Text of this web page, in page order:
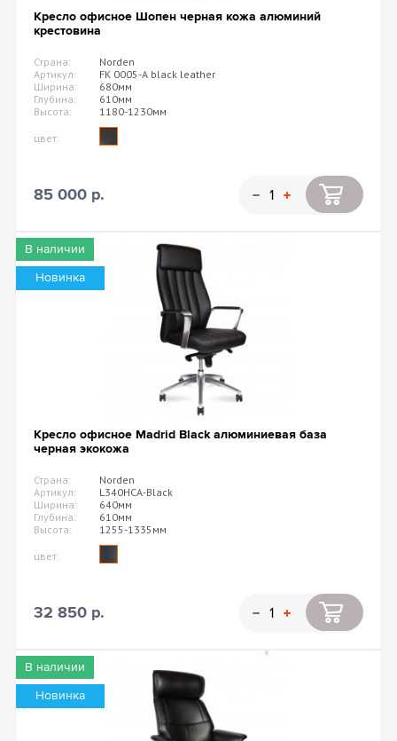
Кресло офисное Шопен черная кожа алюминий
крестовина
Страна:
Norden
Артикул:
FK 0005-A black leather
Ширина:
680мм
Глубина:
610мм
Высота:
1180-1230мм
цвет:
85 000 р.
Новинка
В наличии
Кресло офисное Madrid Black алюминиевая база
черная экокожа
Страна:
Norden
Артикул:
L340HCA-Black
Ширина:
640мм
Глубина:
610мм
Высота:
1255-1335мм
цвет:
32 850 р.
Новинка
В наличии